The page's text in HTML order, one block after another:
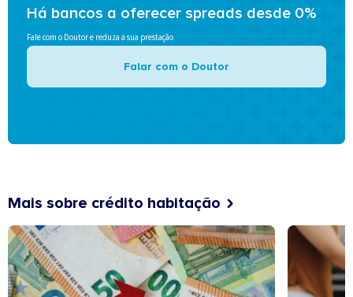
Há bancos a oferecer spreads desde 0%
Fale com o Doutor e reduza a sua prestação
Falar com o Doutor
Mais sobre crédito habitação